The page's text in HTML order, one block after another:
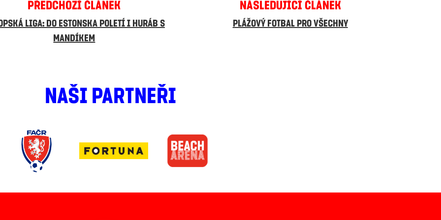
PŘEDCHOZÍ ČLÁNEK
LIGA: DO ESTONSKA POLETÍ I HURÁB S
MANDÍKEM
NÁSLEDUJÍCÍ ČLÁNEK
PLÁŽOVÝ FOTBAL PRO VŠECHNY
NAŠI PARTNEŘI